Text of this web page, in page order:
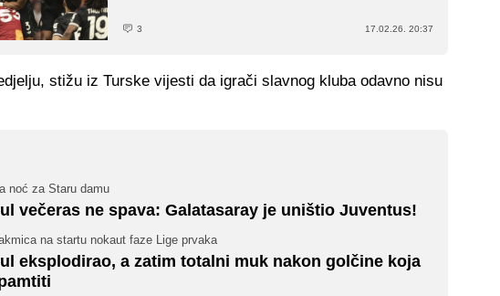
3 17.02.26. 20:37
stižu iz Turske vijesti da igrači slavnog kluba odavno nisu
noć za Staru damu
večeras ne spava: Galatasaray je uništio Juventus!
na startu nokaut faze Lige prvaka
eksplodirao, a zatim totalni muk nakon golčine koja